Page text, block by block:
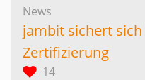
News
jambit sichert sich
Zertifizierung
14